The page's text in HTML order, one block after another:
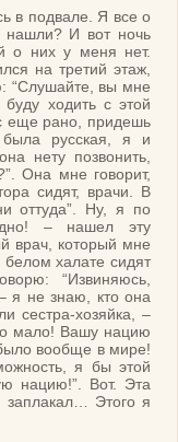
в подвале. Я все о
И вот ночь
о них у меня нет.
на третий этаж,
“Слушайте, вы мне
ходить с этой
еще рано, придешь
была русская, я и
нету позвонить,
Она мне говорит,
сидят, врачи. В
оттуда”. Ну, я по
– нашел эту
врач, который мне
халате сидят
“Извиняюсь,
я не знаю, кто она
сестра-хозяйка, –
мало! Вашу нацию
вообще в мире!
я бы этой
нацию!”. Вот. Эта
заплакал… Этого я